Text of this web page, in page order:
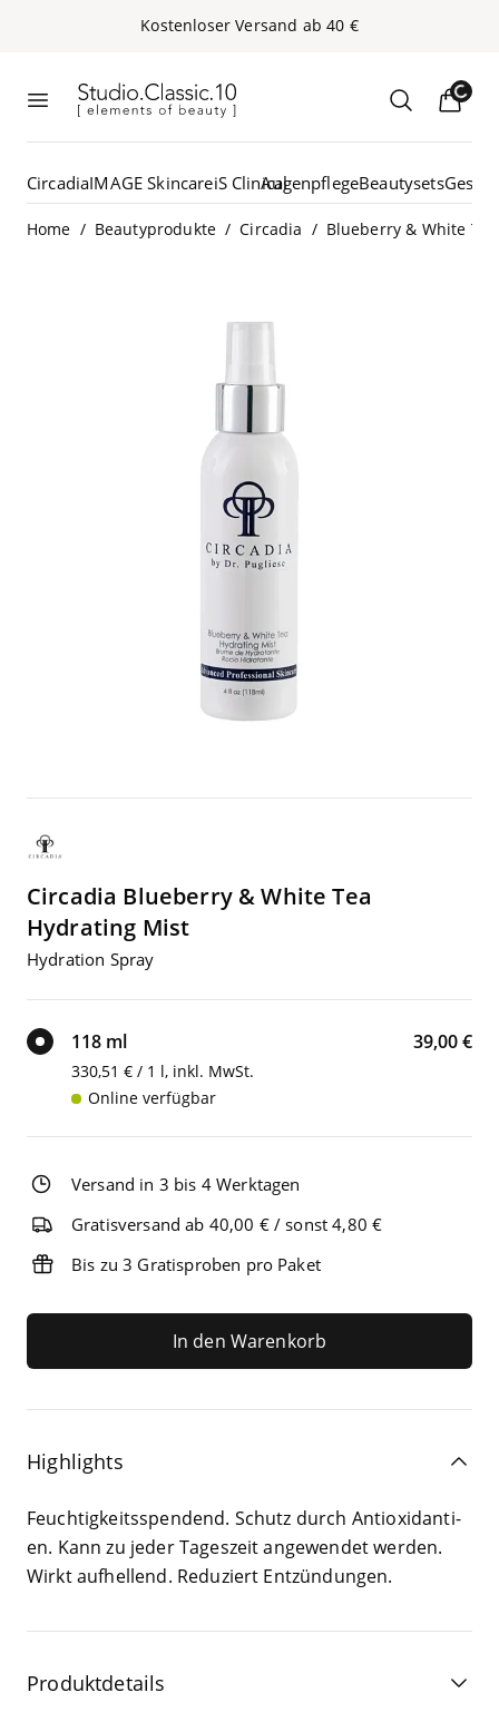
Kos­ten­lo­ser Ver­sand ab40 €
Studio.Classic.10
Loading...
CircadiaIMAGE SkincareiS ClinicalAugenpflegeBeautysets
Home / Beautyprodukte / Circadia / Blueberry & White
Circadia Blueber­ry &White Tea
Hydrating Mist
Hydra­ti­on Spray
118 ml
330,51 € / 1 l, inkl. MwSt.
Online verfügbar
39,00 €
Versand in 3 bis 4 Werktagen
Gratisversand ab 40,00 € / sonst 4,80 €
Bis zu 3 Gratisproben pro Paket
In den Warenkorb
Highlights
Feuch­tig­keits­spen­dend. Schutz durch Anti­oxi­dan­ti­
en. Kann zu jeder Tages­zeit ange­wen­det wer­den.
Wirkt auf­hel­lend. Redu­ziert Entzündungen.
Produktdetails